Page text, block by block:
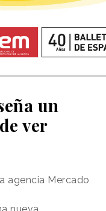
un
ver
agencia Mercado